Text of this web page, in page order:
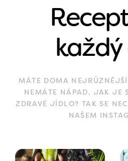
MÁTE DOMA
NEMÁTE NÁPAD, JAK JE
ZDRAVÉ JÍDLO? TAK SE
NAŠEM